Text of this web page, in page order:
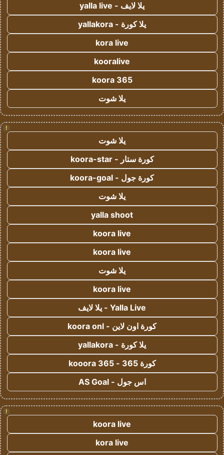
يلا لايف - yalla live
يلا كورة - yallakora
kora live
kooralive
koora 365
يلا شوت
!
يلا شوت
كورة ستار - koora-star
كورة جول - koora-goal
يلا شوت
yalla shoot
koora live
koora live
يلا شوت
koora live
Yalla Live - يلا لايف
كورة اون لاين - koora onl
يلا كورة - yallakora
كورة 365 - kooora 365
اس جول - AS Goal
!
koora live
kora live